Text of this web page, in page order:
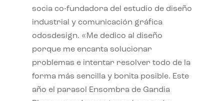
socia co-fundadora del estudio de diseño
industrial y comunicación gráfica
odosdesign. «Me dedico al diseño
porque me encanta solucionar
problemas e intentar resolver todo de la
forma más sencilla y bonita posible. Este
año el parasol Ensombra de Gandia